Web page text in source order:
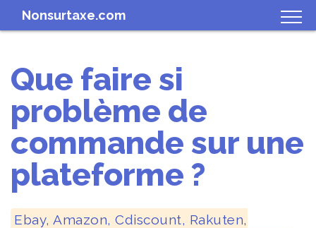
Nonsurtaxe.com
Que faire si
problème de
commande sur une
plateforme ?
Ebay, Amazon, Cdiscount, Rakuten,